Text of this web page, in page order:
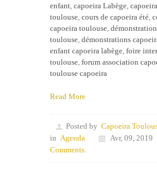
enfant, capoeira Labège,
toulouse, cours de capoeira été,
capoeira toulouse,
toulouse, démonstrations
enfant capoeira labège, foire
toulouse, forum association
toulouse capoeira
Read More
Posted by Capoeira
in Agenda Avr, 09, 2019
Comments.